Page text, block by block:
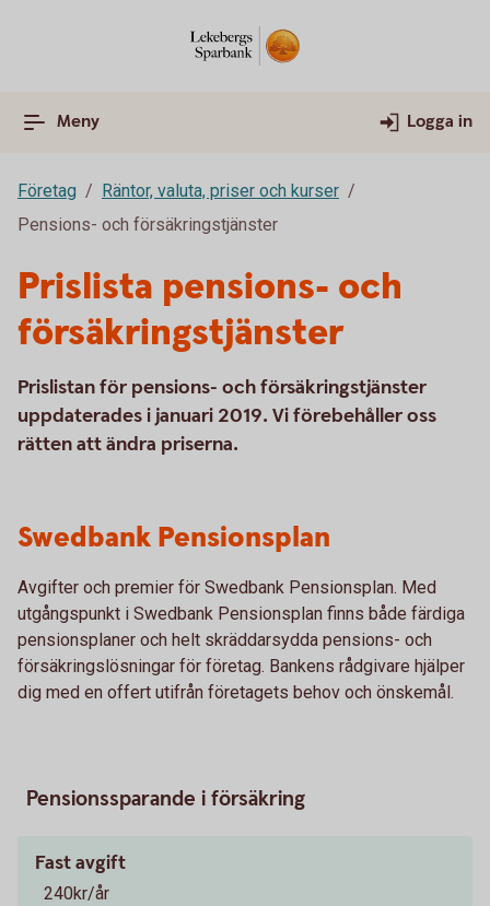
Meny Logga in
Företag
Räntor, valuta, priser och kurser
Pensions- och försäkringstjänster
Prislista pensions- och
försäkringstjänster
Prislistan för pensions- och försäkringstjänster
uppdaterades i januari 2019. Vi förebehåller oss
rätten att ändra priserna.
Swedbank Pensionsplan
Avgifter och premier för Swedbank Pensionsplan. Med
utgångspunkt i Swedbank Pensionsplan finns både färdiga
pensionsplaner och helt skräddarsydda pensions- och
försäkringslösningar för företag. Bankens rådgivare hjälper
dig med en offert utifrån företagets behov och önskemål.
Pensionssparande i försäkring
Fast avgift
240kr/år